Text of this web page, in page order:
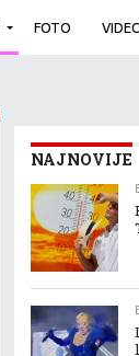
FOTO
NAJNOVIJE